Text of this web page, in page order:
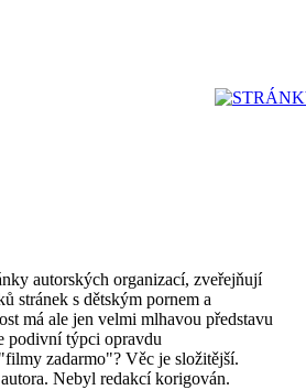
autorských organizací, zveřejňují
stránek s dětským pornem a
má ale jen velmi mlhavou představu
podivní týpci opravdu
zadarmo"? Věc je složitější.
Nebyl redakcí korigován.